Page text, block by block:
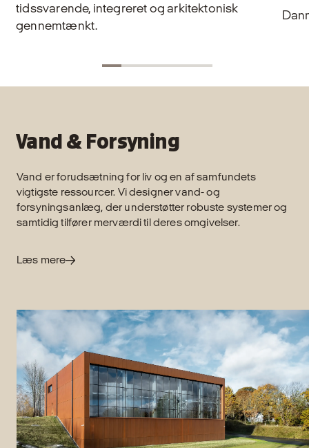
tidssvarende, integreret og arkitektonisk
gennemtænkt.
Vand & Forsyning
Vand er forudsætning for liv og en af samfundets
vigtigste ressourcer. Vi designer vand- og
forsyningsanlæg, der understøtter robuste systemer og
samtidig tilfører merværdi til deres omgivelser.
Læs mere